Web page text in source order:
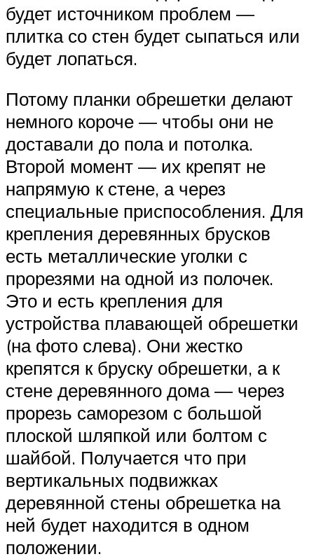
будет источником проблем —
плитка со стен будет сыпаться или
будет лопаться.
Потому планки обрешетки делают
немного короче — чтобы они не
доставали до пола и потолка.
Второй момент — их крепят не
напрямую к стене, а через
специальные приспособления. Для
крепления деревянных брусков
есть металлические уголки с
прорезями на одной из полочек.
Это и есть крепления для
устройства плавающей обрешетки
(на фото слева). Они жестко
крепятся к бруску обрешетки, а к
стене деревянного дома — через
прорезь саморезом с большой
плоской шляпкой или болтом с
шайбой. Получается что при
вертикальных подвижках
деревянной стены обрешетка на
ней будет находится в одном
положении.